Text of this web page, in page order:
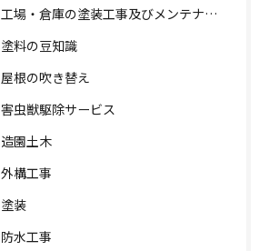
工場・倉庫の塗装工事及びメンテナンス
塗料の豆知識
屋根の吹き替え
害虫獣駆除サービス
造園土木
外構工事
塗装
防水工事